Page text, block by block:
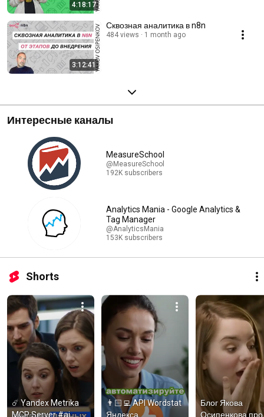
4:18:17
3:12:41
Сквозная аналитика в n8n
484 views 1 month ago
Интересные каналы
MeasureSchool
@MeasureSchool
192K subscribers
Analytics Mania - Google Analytics &
Tag Manager
@AnalyticsMania
153K subscribers
Shorts
☄️ Yandex Metrika
MCP Server #ai
👨🏻‍💻 API Wordstat
Яндекса
Блог Якова
Осипенкова про